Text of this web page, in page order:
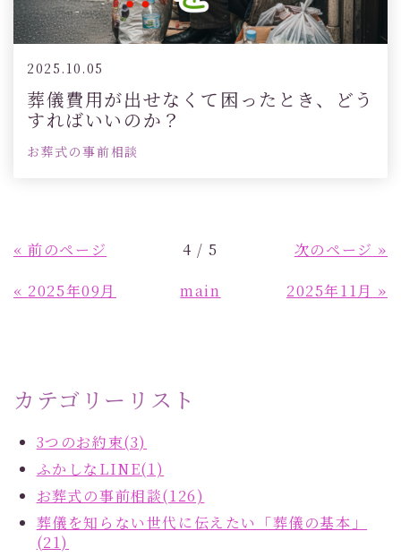
葬儀費用が出せなくて困ったとき、どう
すればいいのか？
2025.10.05
お葬式の事前相談
«前のページ 4 / 5 次のページ »
« 2025年09月 main 2025年11月 »
カテゴリーリスト
3つのお約束(3)
ふかしなLINE(1)
お葬式の事前相談(126)
葬儀を知らない世代に伝えたい「葬儀の基本」
(21)